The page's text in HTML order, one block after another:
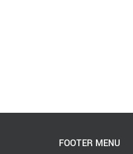
FOOTER MENU